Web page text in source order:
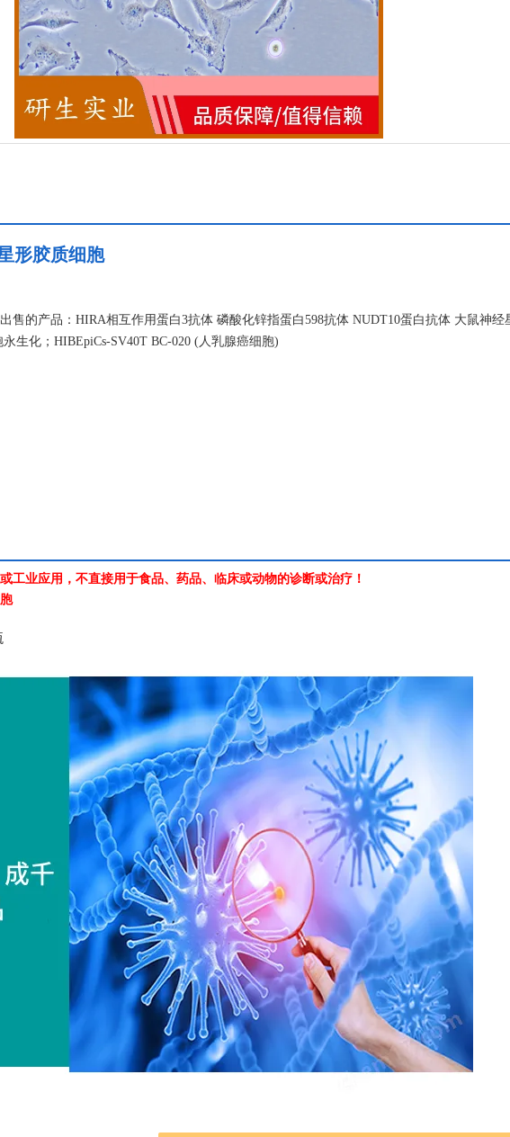
形胶质细胞
售的产品：HIRA相互作用蛋白3抗体 磷酸化锌指蛋白598抗体 NUDT10蛋白抗体 大鼠神经
生化；HIBEpiCs-SV40T BC-020 (人乳腺癌细胞)
工业应用，不直接用于食品、药品、临床或动物的诊断或治疗！